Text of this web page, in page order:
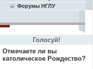
Форумы НГЛУ
Голосуй!
Отмечаете ли вы
католическое Рождество?